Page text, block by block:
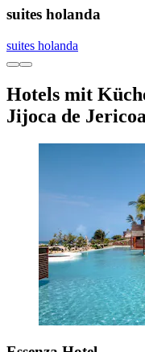
suites holanda
suites holanda
Hotels mit
Jijoca de